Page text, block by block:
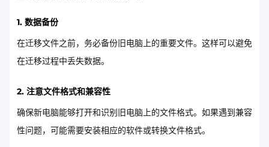
1. 数据备份
在迁移文件之前，务必备份旧电脑上的重要文件。这样可以避免
在迁移过程中丢失数据。
2. 注意文件格式和兼容性
确保新电脑能够打开和识别旧电脑上的文件格式。如果遇到兼容
性问题，可能需要安装相应的软件或转换文件格式。